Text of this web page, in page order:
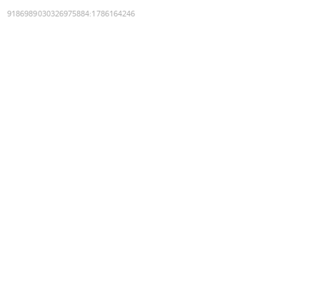
9186989030326975884:1786164246